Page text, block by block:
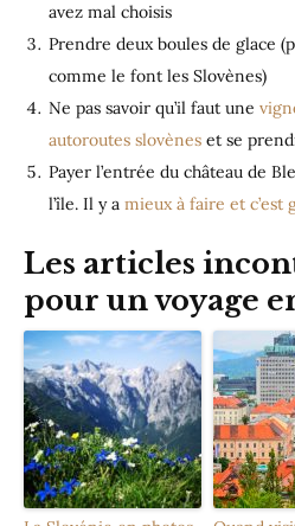
avez mal choisis
Prendre deux boules de glace
comme le font les Slovènes)
Ne pas savoir qu’il faut une
autoroutes slovènes et se
Payer l’entrée du château de
l’île. Il y a mieux à faire et c’est
Les articles
pour un voyage